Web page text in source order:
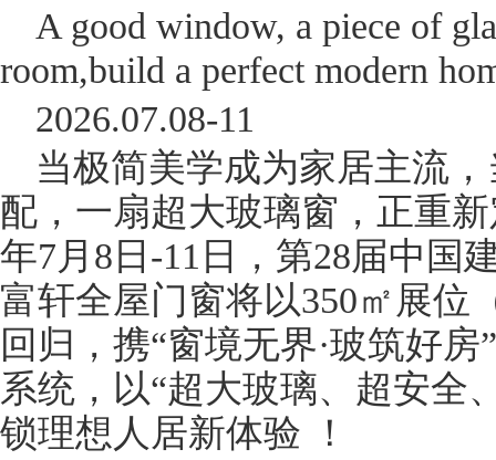
A good window, a piece of
room,build a perfect modern
2026.07.08-11
当极简美学成为家居主流
配，一扇超大玻璃窗 ，正重
年7月8日-11日，第28届中国
富轩全屋门窗将以350㎡展位
回归，携“窗境无界·玻筑好
系统，以“超大玻璃、超安全
锁理想人居新体验 ！